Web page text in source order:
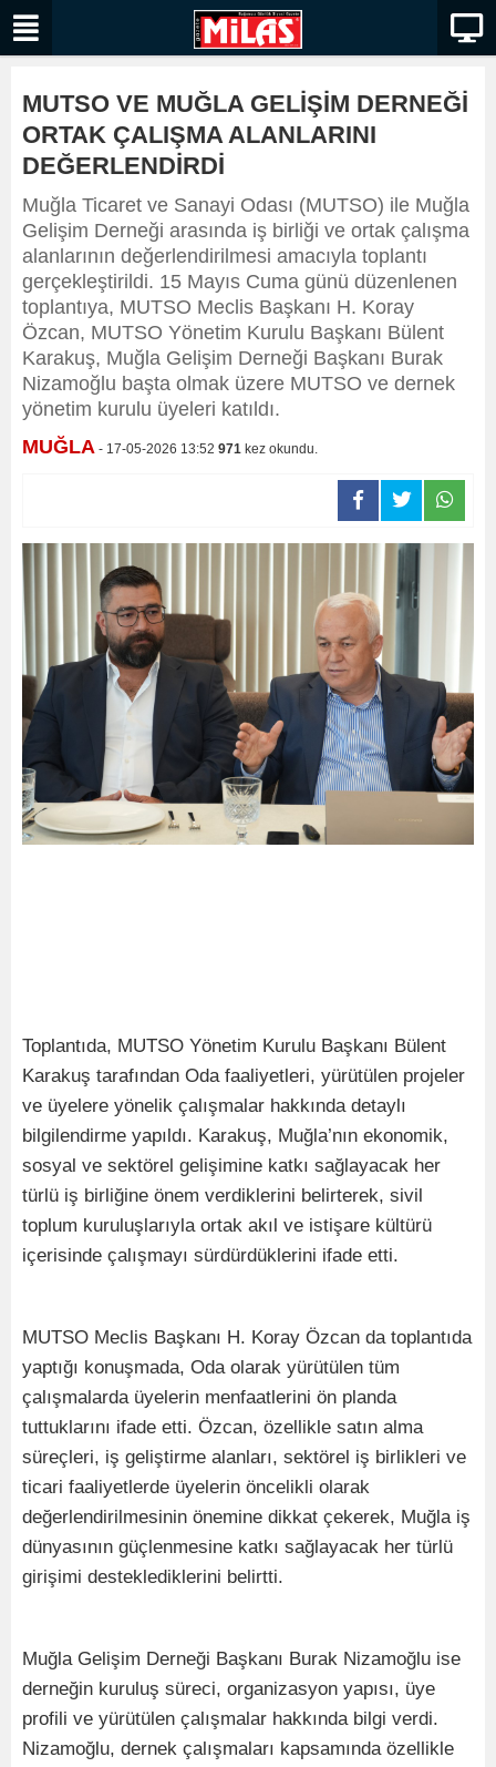
MUTSO VE MUĞLA GELİŞİM DERNEĞİ
ORTAK ÇALIŞMA ALANLARINI
DEĞERLENDİRDİ
Muğla Ticaret ve Sanayi Odası (MUTSO) ile Muğla
Gelişim Derneği arasında iş birliği ve ortak çalışma
alanlarının değerlendirilmesi amacıyla toplantı
gerçekleştirildi. 15 Mayıs Cuma günü düzenlenen
toplantıya, MUTSO Meclis Başkanı H. Koray
Özcan, MUTSO Yönetim Kurulu Başkanı Bülent
Karakuş, Muğla Gelişim Derneği Başkanı Burak
Nizamoğlu başta olmak üzere MUTSO ve dernek
yönetim kurulu üyeleri katıldı.
MUĞLA - 17-05-2026 13:52 971 kez okundu.
Toplantıda, MUTSO Yönetim Kurulu Başkanı Bülent
Karakuş tarafından Oda faaliyetleri, yürütülen projeler
ve üyelere yönelik çalışmalar hakkında detaylı
bilgilendirme yapıldı. Karakuş, Muğla’nın ekonomik,
sosyal ve sektörel gelişimine katkı sağlayacak her
türlü iş birliğine önem verdiklerini belirterek, sivil
toplum kuruluşlarıyla ortak akıl ve istişare kültürü
içerisinde çalışmayı sürdürdüklerini ifade etti.
MUTSO Meclis Başkanı H. Koray Özcan da toplantıda
yaptığı konuşmada, Oda olarak yürütülen tüm
çalışmalarda üyelerin menfaatlerini ön planda
tuttuklarını ifade etti. Özcan, özellikle satın alma
süreçleri, iş geliştirme alanları, sektörel iş birlikleri ve
ticari faaliyetlerde üyelerin öncelikli olarak
değerlendirilmesinin önemine dikkat çekerek, Muğla iş
dünyasının güçlenmesine katkı sağlayacak her türlü
girişimi desteklediklerini belirtti.
Muğla Gelişim Derneği Başkanı Burak Nizamoğlu ise
derneğin kuruluş süreci, organizasyon yapısı, üye
profili ve yürütülen çalışmalar hakkında bilgi verdi.
Nizamoğlu, dernek çalışmaları kapsamında özellikle